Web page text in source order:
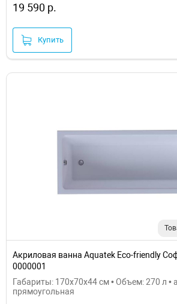
19 590 р.
Купить
Акриловая ванна Aquatek Eco-friendly
0000001
Габариты: 170x70x44 см • Объем: 270 л •
прямоугольная